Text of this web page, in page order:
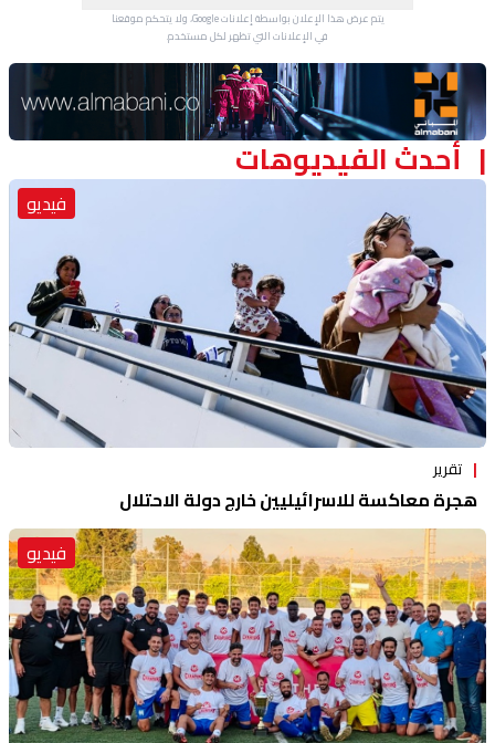
يتم عرض هذا الإعلان بواسطة إعلانات Google، ولا يتحكم موقعنا
في الإعلانات التي تظهر لكل مستخدم.
Advertisement Section
أحدث الفيديوهات
فيديو
تقرير
هجرة معاكسة للاسرائيليين خارج دولة الاحتلال
فيديو